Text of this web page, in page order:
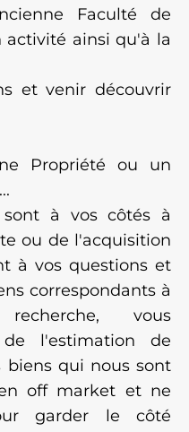
Faculté de
activité ainsi qu'à la
et venir découvrir
Propriété ou un
à vos côtés à
ou de l'acquisition
à vos questions et
correspondants à
vous
de l'estimation de
biens qui nous sont
off market et ne
garder le côté